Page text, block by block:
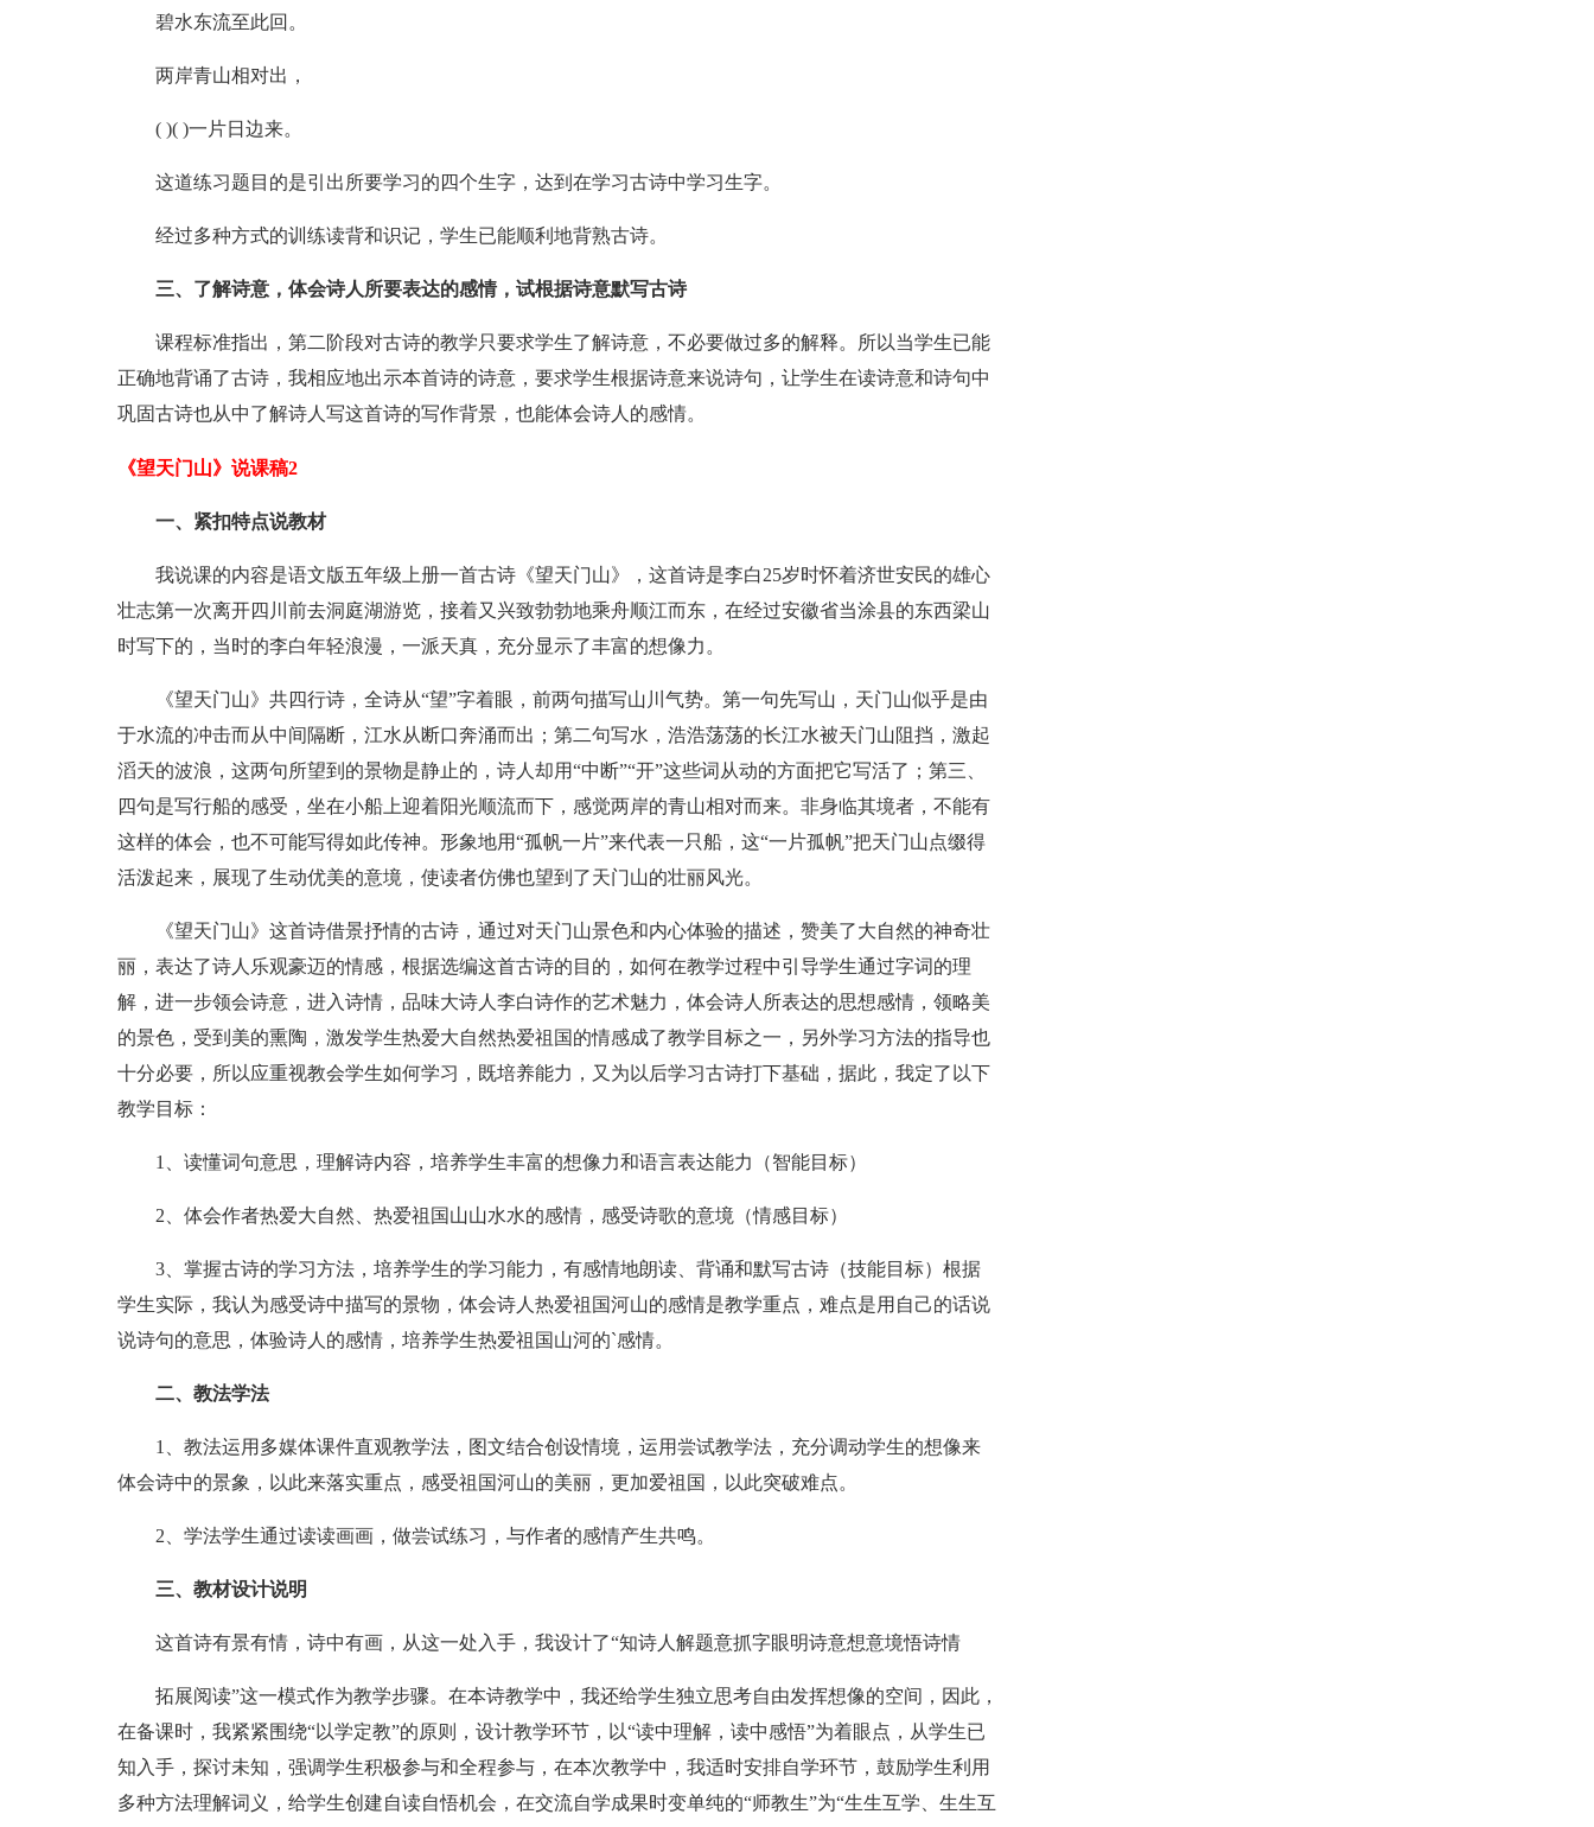
碧水东流至此回。
两岸青山相对出，
( )( )一片日边来。
这道练习题目的是引出所要学习的四个生字，达到在学习古诗中学习生字。
经过多种方式的训练读背和识记，学生已能顺利地背熟古诗。
三、了解诗意，体会诗人所要表达的感情，试根据诗意默写古诗
课程标准指出，第二阶段对古诗的教学只要求学生了解诗意，不必要做过多的解释。所以当学生已能
正确地背诵了古诗，我相应地出示本首诗的诗意，要求学生根据诗意来说诗句，让学生在读诗意和诗句中
巩固古诗也从中了解诗人写这首诗的写作背景，也能体会诗人的感情。
《望天门山》说课稿2
一、紧扣特点说教材
我说课的内容是语文版五年级上册一首古诗《望天门山》，这首诗是李白25岁时怀着济世安民的雄心
壮志第一次离开四川前去洞庭湖游览，接着又兴致勃勃地乘舟顺江而东，在经过安徽省当涂县的东西梁山
时写下的，当时的李白年轻浪漫，一派天真，充分显示了丰富的想像力。
《望天门山》共四行诗，全诗从“望”字着眼，前两句描写山川气势。第一句先写山，天门山似乎是由
于水流的冲击而从中间隔断，江水从断口奔涌而出；第二句写水，浩浩荡荡的长江水被天门山阻挡，激起
滔天的波浪，这两句所望到的景物是静止的，诗人却用“中断”“开”这些词从动的方面把它写活了；第三、
四句是写行船的感受，坐在小船上迎着阳光顺流而下，感觉两岸的青山相对而来。非身临其境者，不能有
这样的体会，也不可能写得如此传神。形象地用“孤帆一片”来代表一只船，这“一片孤帆”把天门山点缀得
活泼起来，展现了生动优美的意境，使读者仿佛也望到了天门山的壮丽风光。
《望天门山》这首诗借景抒情的古诗，通过对天门山景色和内心体验的描述，赞美了大自然的神奇壮
丽，表达了诗人乐观豪迈的情感，根据选编这首古诗的目的，如何在教学过程中引导学生通过字词的理
解，进一步领会诗意，进入诗情，品味大诗人李白诗作的艺术魅力，体会诗人所表达的思想感情，领略美
的景色，受到美的熏陶，激发学生热爱大自然热爱祖国的情感成了教学目标之一，另外学习方法的指导也
十分必要，所以应重视教会学生如何学习，既培养能力，又为以后学习古诗打下基础，据此，我定了以下
教学目标：
1、读懂词句意思，理解诗内容，培养学生丰富的想像力和语言表达能力（智能目标）
2、体会作者热爱大自然、热爱祖国山山水水的感情，感受诗歌的意境（情感目标）
3、掌握古诗的学习方法，培养学生的学习能力，有感情地朗读、背诵和默写古诗（技能目标）根据
学生实际，我认为感受诗中描写的景物，体会诗人热爱祖国河山的感情是教学重点，难点是用自己的话说
说诗句的意思，体验诗人的感情，培养学生热爱祖国山河的`感情。
二、教法学法
1、教法运用多媒体课件直观教学法，图文结合创设情境，运用尝试教学法，充分调动学生的想像来
体会诗中的景象，以此来落实重点，感受祖国河山的美丽，更加爱祖国，以此突破难点。
2、学法学生通过读读画画，做尝试练习，与作者的感情产生共鸣。
三、教材设计说明
这首诗有景有情，诗中有画，从这一处入手，我设计了“知诗人解题意抓字眼明诗意想意境悟诗情
拓展阅读”这一模式作为教学步骤。在本诗教学中，我还给学生独立思考自由发挥想像的空间，因此，
在备课时，我紧紧围绕“以学定教”的原则，设计教学环节，以“读中理解，读中感悟”为着眼点，从学生已
知入手，探讨未知，强调学生积极参与和全程参与，在本次教学中，我适时安排自学环节，鼓励学生利用
多种方法理解词义，给学生创建自读自悟机会，在交流自学成果时变单纯的“师教生”为“生生互学、生生互